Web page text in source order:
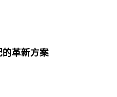
革新方案